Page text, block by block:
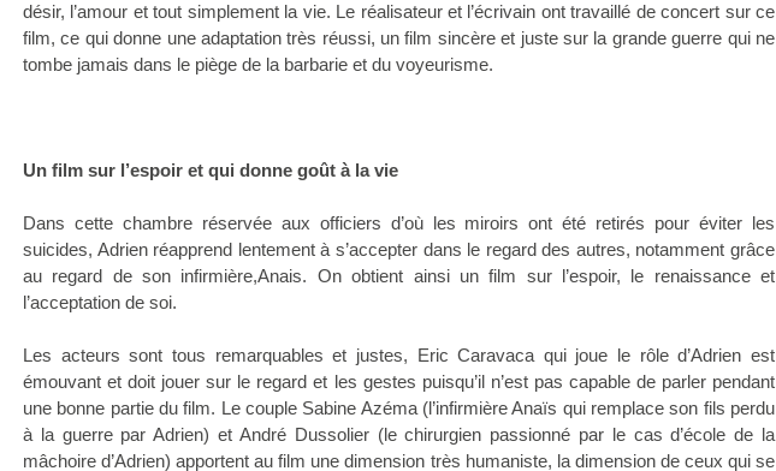
désir, l’amour et tout simplement la vie. Le réalisateur et l’écrivain ont travaillé de concert sur ce
film, ce qui donne une adaptation très réussi, un film sincère et juste sur la grande guerre qui ne
tombe jamais dans le piège de la barbarie et du voyeurisme.
Un film sur l’espoir et qui donne goût à la vie
Dans cette chambre réservée aux officiers d’où les miroirs ont été retirés pour éviter les
suicides, Adrien réapprend lentement à s’accepter dans le regard des autres, notamment grâce
au regard de son infirmière,Anais. On obtient ainsi un film sur l’espoir, le renaissance et
l’acceptation de soi.
Les acteurs sont tous remarquables et justes, Eric Caravaca qui joue le rôle d’Adrien est
émouvant et doit jouer sur le regard et les gestes puisqu’il n’est pas capable de parler pendant
une bonne partie du film. Le couple Sabine Azéma (l’infirmière Anaïs qui remplace son fils perdu
à la guerre par Adrien) et André Dussolier (le chirurgien passionné par le cas d’école de la
mâchoire d’Adrien) apportent au film une dimension très humaniste, la dimension de ceux qui se